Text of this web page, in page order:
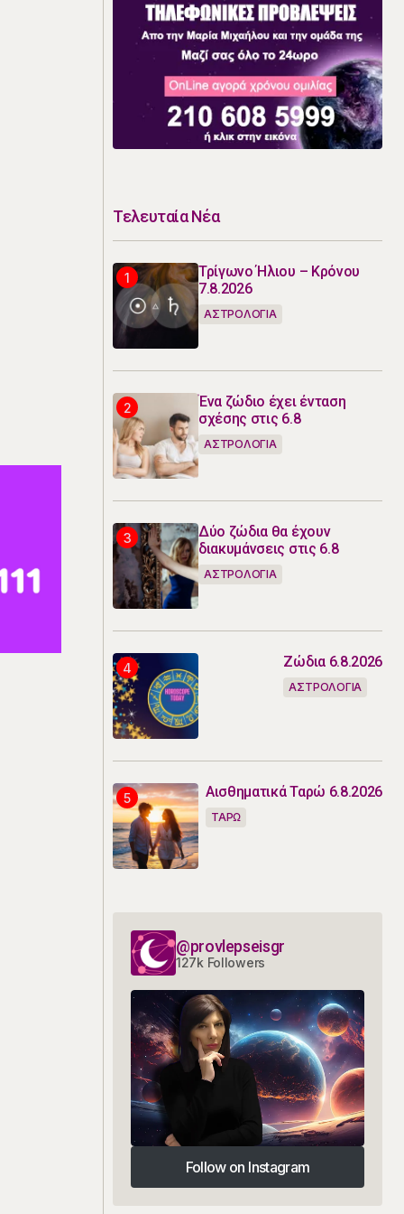
Τελευταία Νέα
Τρίγωνο Ήλιου – Κρόνου
7.8.2026
ΑΣΤΡΟΛΟΓΙΑ
Ένα ζώδιο έχει ένταση
σχέσης στις 6.8
ΑΣΤΡΟΛΟΓΙΑ
Δύο ζώδια θα έχουν
διακυμάνσεις στις 6.8
ΑΣΤΡΟΛΟΓΙΑ
Ζώδια 6.8.2026
ΑΣΤΡΟΛΟΓΙΑ
Αισθηματικά Ταρώ 6.8.2026
ΤΑΡΩ
@provlepseisgr
127k Followers
Follow on Instagram
Follow on Instagram